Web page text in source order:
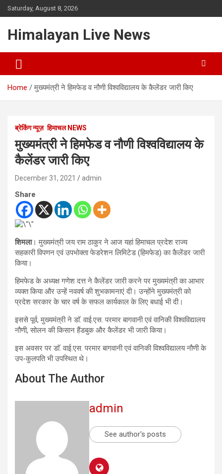
Saturday, August 8, 2026
Himalayan Live News
Home मुख्यमंत्री ने हिमफेड व नौणी विश्वविद्यालय के कैलेंडर जारी किए
ब्रेकिंग न्यूज़ हिमाचल NEWS
मुख्यमंत्री ने हिमफेड व नौणी विश्वविद्यालय के
कैलेंडर जारी किए
December 31, 2021 admin
Share
शिमला। मुख्यमंत्री जय राम ठाकुर ने आज यहां हिमाचल प्रदेश राज्य
सहकारी विपणन एवं उपभोक्ता फेडरेशन लिमिटेड (हिमफेड) का कैलेंडर जारी
किया।
हिमफेड के अध्यक्ष गणेश दत्त ने कैलेंडर जारी करने पर मुख्यमंत्री का आभार
व्यक्त किया और उन्हें नववर्ष की शुभकामनाएं दी। उन्होंने मुख्यमंत्री को
प्रदेश सरकार के चार वर्ष के सफल कार्यकाल के लिए बधाई भी दी।
इससे पूर्व, मुख्यमंत्री ने डाॅ. वाई.एस. परमार बागवानी एवं वानिकी विश्वविद्यालय
नौणी, सोलन की किसान हैंडबुक और कैलेंडर भी जारी किया।
इस अवसर पर डाॅ. वाई.एस. परमार बागवानी एवं वानिकी विश्वविद्यालय नौणी के
उप-कुलपति भी उपस्थित थे।
About The Author
admin
See author's posts